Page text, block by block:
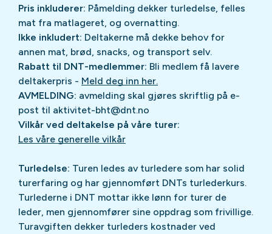
Pris inkluderer: Påmelding dekker turledelse, felles
mat fra matlageret, og overnatting.
Ikke inkludert: Deltakerne må dekke behov for
annen mat, brød, snacks, og transport selv.
Rabatt til DNT-medlemmer: Bli medlem få lavere
deltakerpris - Meld deg inn her.
AVMELDING: avmelding skal gjøres skriftlig på e-
post til aktivitet-bht@dnt.no
Vilkår ved deltakelse på våre turer:
Les våre generelle vilkår
Turledelse: Turen ledes av turledere som har solid
turerfaring og har gjennomført DNTs turlederkurs.
Turlederne i DNT mottar ikke lønn for turer de
leder, men gjennomfører sine oppdrag som frivillige.
Turavgiften dekker turleders kostnader ved